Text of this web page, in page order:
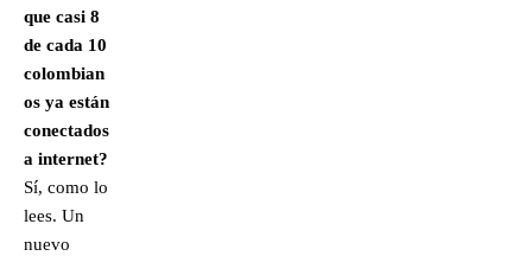
que casi 8
de cada 10
colombian
os ya están
conectados
a internet?
Sí, como lo
lees. Un
nuevo